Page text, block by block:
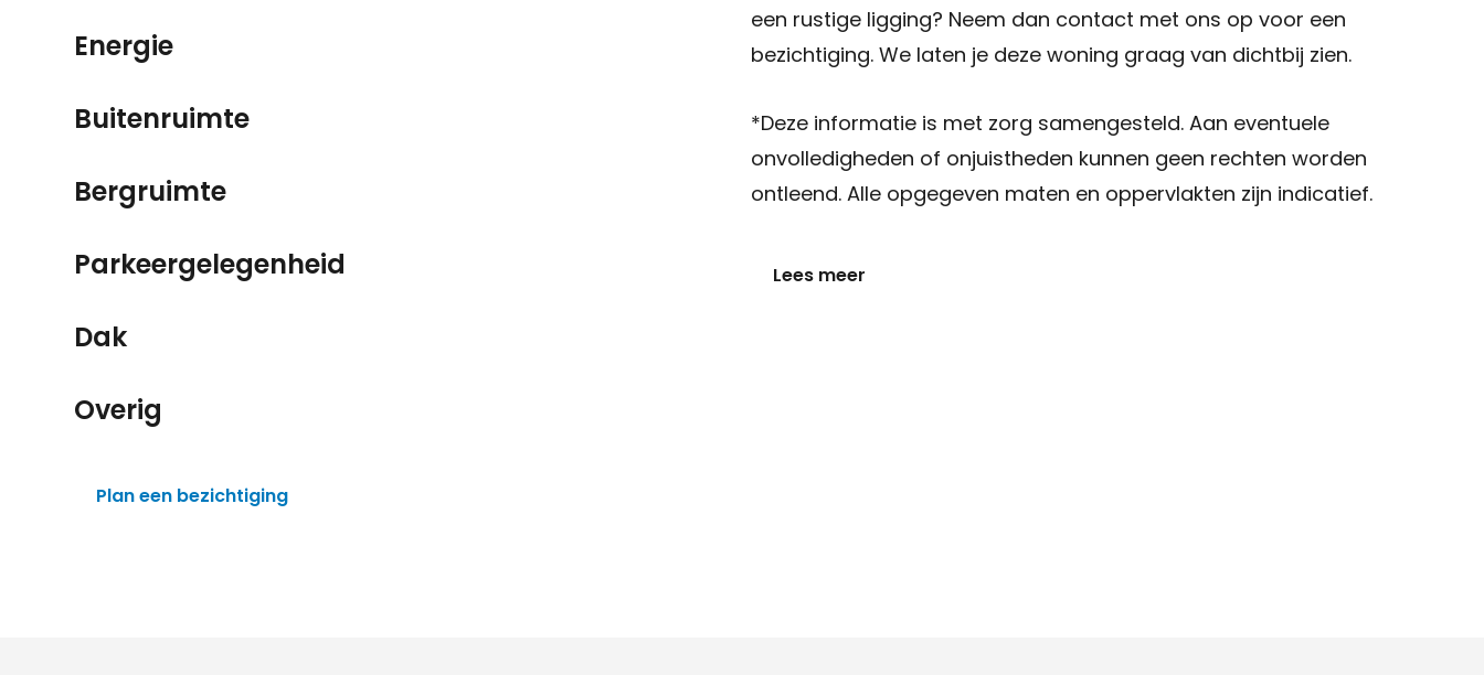
Energie
Buitenruimte
Bergruimte
Parkeergelegenheid
Dak
Overig
Plan een bezichtiging
een rustige ligging? Neem dan contact met ons op voor een
bezichtiging. We laten je deze woning graag van dichtbij zien.
*Deze informatie is met zorg samengesteld. Aan eventuele
onvolledigheden of onjuistheden kunnen geen rechten worden
ontleend. Alle opgegeven maten en oppervlakten zijn indicatief.
Lees meer